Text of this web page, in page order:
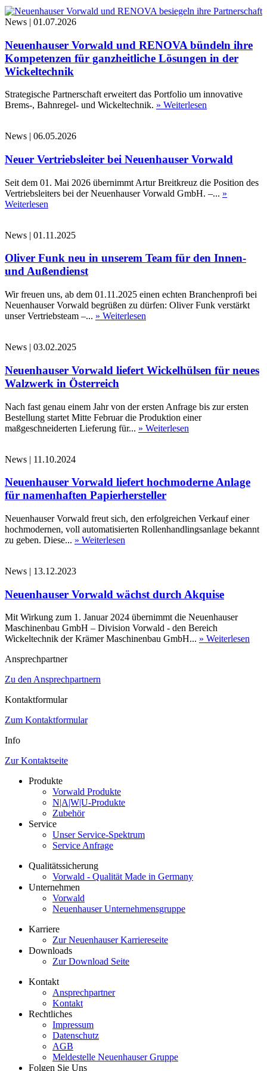
News | 01.07.2026
Neuenhauser Vorwald und RENOVA bündeln ihre
Kompetenzen für ganzheitliche Lösungen in der
Wickeltechnik
Strategische Partnerschaft erweitert das Portfolio um innovative
Brems-, Bahnregel- und Wickeltechnik. » Weiterlesen
News | 06.05.2026
Neuer Vertriebsleiter bei Neuenhauser Vorwald
Seit dem 01. Mai 2026 übernimmt Artur Breitkreuz die Position des
Vertriebsleiters bei der Neuenhauser Vorwald GmbH. –... »
Weiterlesen
News | 01.11.2025
Oliver Funk neu in unserem Team für den Innen-
und Außendienst
Wir freuen uns, ab dem 01.11.2025 einen echten Branchenprofi bei
Neuenhauser Vorwald begrüßen zu dürfen: Oliver Funk verstärkt
unser Vertriebsteam –... » Weiterlesen
News | 03.02.2025
Neuenhauser Vorwald liefert Wickelhülsen für neues
Walzwerk in Österreich
Nach fast genau einem Jahr von der ersten Anfrage bis zur ersten
Bestellung startet Mitte Februar die Produktion einer
maßgeschneiderten Lieferung für... » Weiterlesen
News | 11.10.2024
Neuenhauser Vorwald liefert hochmoderne Anlage
für namenhaften Papierhersteller
Neuenhauser Vorwald freut sich, den erfolgreichen Verkauf einer
hochmodernen, voll automatisierten Rollenhandlingsanlage bekannt
zu geben. Diese... » Weiterlesen
News | 13.12.2023
Neuenhauser Vorwald wächst durch Akquise
Mit Wirkung zum 1. Januar 2024 übernimmt die Neuenhauser
Maschinenbau GmbH – Division Vorwald - den Bereich
Wickeltechnik der Krämer Maschinenbau GmbH... » Weiterlesen
Ansprechpartner
Zu den Ansprechpartnern
Kontaktformular
Zum Kontaktformular
Info
Zur Kontaktseite
Produkte
Vorwald Produkte
N|A|W|U-Produkte
Zubehör
Service
Unser Service-Spektrum
Service Anfrage
Qualitätssicherung
Vorwald - Qualität Made in Germany
Unternehmen
Vorwald
Neuenhauser Unternehmensgruppe
Karriere
Zur Neuenhauser Karriereseite
Downloads
Zur Download Seite
Kontakt
Ansprechpartner
Kontakt
Rechtliches
Impressum
Datenschutz
AGB
Meldestelle Neuenhauser Gruppe
Folgen Sie Uns